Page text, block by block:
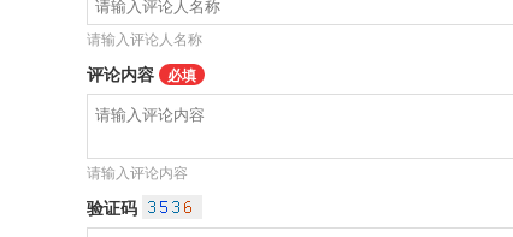
请输入评论人名称
评论内容 必填
请输入评论内容
验证码